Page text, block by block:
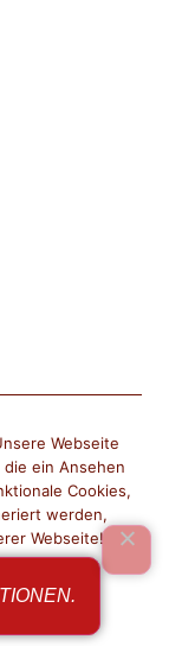
Webseite
ein Ansehen
Cookies,
werden,
Webseite!